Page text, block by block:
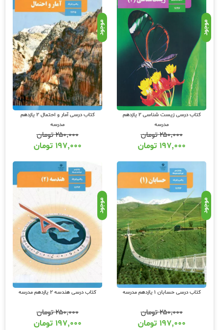
موجود
کتاب درسی زیست شناسی 2 یازدهم
مدرسه
۲۵۰,۰۰۰تومان
۱۹۷,۰۰۰ تومان
موجود
کتاب درسی آمار و احتمال 2 یازدهم
مدرسه
۲۵۰,۰۰۰تومان
۱۹۷,۰۰۰ تومان
موجود
کتاب درسی حسابان 1 یازدهم مدرسه
۲۵۰,۰۰۰تومان
۱۹۷,۰۰۰ تومان
موجود
کتاب درسی هندسه 2 یازدهم مدرسه
۲۵۰,۰۰۰تومان
۱۹۷,۰۰۰ تومان